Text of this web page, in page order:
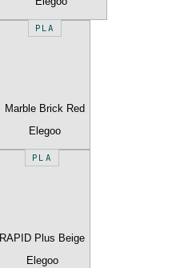
PLA
Marble Brick Red
Elegoo
PLA
RAPID Plus Beige
Elegoo